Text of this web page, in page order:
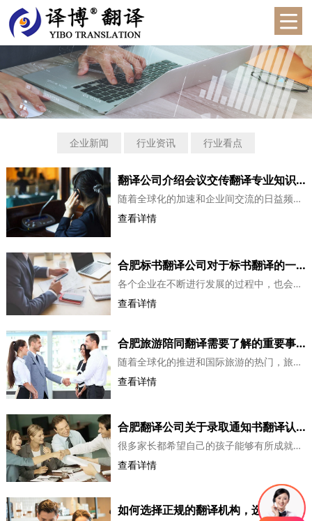
企业新闻 行业资讯 行业看点
翻译公司介绍会议交传翻译专业知识以及应用技巧
随着全球化的加速和企业间交流的日益频繁，会议交传翻译已经成为了一个不可或缺的职业领域。无论是国际峰会、商务谈判，还是学术研讨会，都需要高质量的翻译来确保信息的准确传递。然而，会议交传翻译并非易事，面临着诸多挑战。本文将探讨会议交传翻译的难点和解决方案。一、语言与文化差异会议交传翻译的最大...
查看详情
合肥标书翻译公司对于标书翻译的一些总结
各个企业在不断进行发展的过程中，也会涉及到很多国外业务，因此需要在这一方面进行更好的调整。标书翻译也是非常重要的，如果能够进行非常合理的标书翻译，那么整个投标的过程也就会具有更多的优势。不过在这其中需要找到非常出色的翻译公司才行，那么这类翻译公司在进行翻译的时候，需要注意哪些方面呢?一、了解专...
查看详情
合肥旅游陪同翻译需要了解的重要事项，旅游陪同翻译介绍
随着全球化的推进和国际旅游的热门，旅游陪同翻译逐渐成为了不可或缺的角色。他们不仅为游客提供语言帮助，还协助解决各种旅游问题，使游客的旅行更加顺利和愉快。本文将详细介绍旅游陪同翻译的发展背景、应用场景、技能技巧以及注意事项，帮助大家更好地了解这一职业。旅游陪同翻译的发展背景旅游陪同翻译是指...
查看详情
合肥翻译公司关于录取通知书翻译认证，入学邀请函翻译
很多家长都希望自己的孩子能够有所成就，所以越来越多的人选择出国留学深造，不是说国内教学不好，而是为了成长经历丰富。那么在接收到国外的电子版入学通知书，录取通知书或者入学邀请函的时候，我们需要交给翻译公司进行翻译，因为这个我们可能在出国的时候会用到，小编今天带大家一起看下翻译录取通知书以及入学邀请...
查看详情
如何选择正规的翻译机构，选择翻译机构探讨